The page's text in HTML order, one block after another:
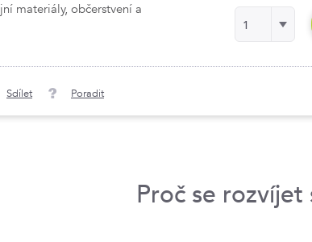
materiály, občerstvení a
1
Sdílet Poradit
Proč se rozvíjet